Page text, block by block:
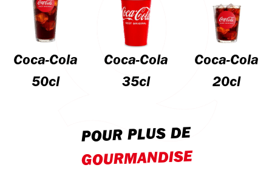
Coca-Cola
50cl
Coca-Cola
35cl
Coca-Cola
20cl
POUR PLUS DE
GOURMANDISE